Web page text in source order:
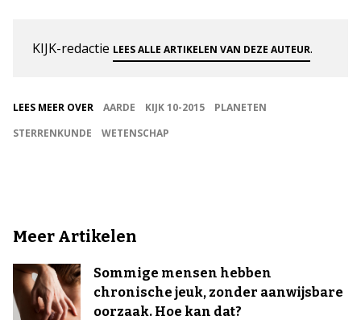
KIJK-redactie LEES ALLE ARTIKELEN VAN DEZE AUTEUR.
LEES MEER OVER AARDE KIJK 10-2015
PLANETEN
STERRENKUNDE
WETENSCHAP
Meer Artikelen
Sommige mensen hebben
chronische jeuk, zonder aanwijsbare
oorzaak. Hoe kan dat?